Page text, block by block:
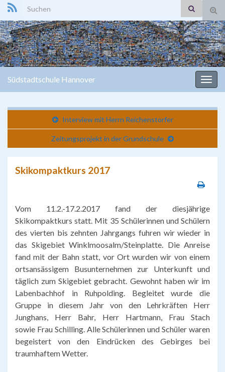
Search for:
Südstadtschule Hannover
Interview mit Herrn Reichenstorfer
Zeitungsprojekt in der Grundschule
Skikompaktkurs 2017
Vom 11.2.-17.2.2017 fand der diesjährige
Skikompaktkurs statt. Mit 35 Schülerinnen und Schülern
des vierten bis zehnten Jahrgangs fuhren wir wieder in
das Skigebiet Winklmoosalm/Steinplatte. Die Anreise
fand mit der Bahn statt, vor Ort wurden wir von einem
ortsansässigem Busunternehmen zur Unterkunft und
täglich zum Skigebiet gebracht. Gewohnt haben wir im
Labenbachhof in Ruhpolding. Begleitet wurde die
Gruppe in diesem Jahr von den Lehrkräften Herr
Junghans, Herr Bahr, Herr Hartmann, Frau Stach
sowie Frau Schilling. Alle Schülerinnen und Schüler waren
begeistert von den Eindrücken des Gebirges bei
traumhaftem Wetter.